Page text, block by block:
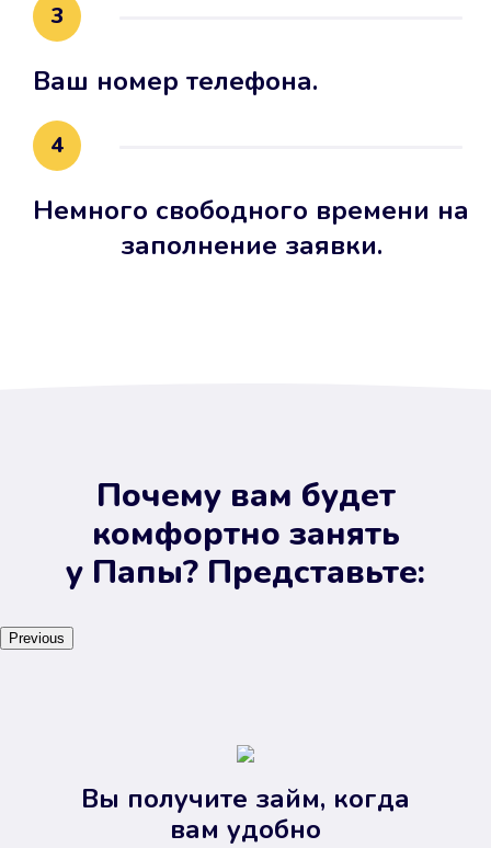
3
Ваш номер телефона.
4
Немного свободного времени на
заполнение заявки.
Почему вам будет
комфортно занять
у Папы? Представьте:
Previous
Вы получите займ, когда
вам удобно